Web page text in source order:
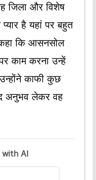
जिला और विशेष
है यहां पर बहुत
कि आसनसोल
काम करना उन्हें
काफी कुछ
अनुभव लेकर वह
with AI